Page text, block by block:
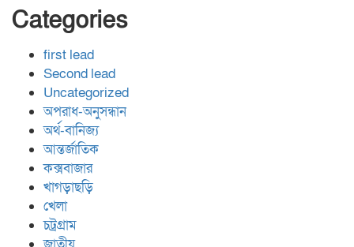
Categories
first lead
Second lead
Uncategorized
অপরাধ-অনুসন্ধান
অর্থ-বানিজ্য
আন্তর্জাতিক
কক্সবাজার
খাগড়াছড়ি
খেলা
চট্রগ্রাম